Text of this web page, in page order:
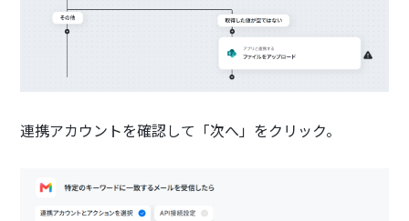
連携アカウントを確認して「次へ」をクリック。